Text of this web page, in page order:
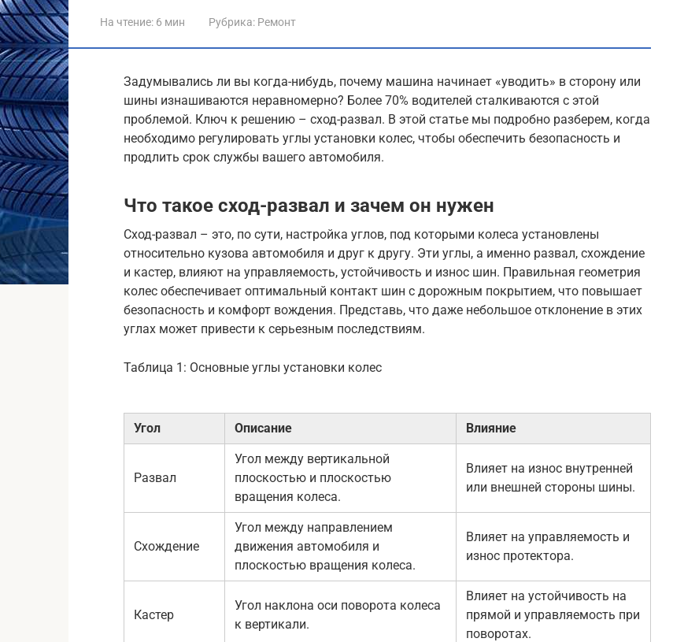
На чтение: 6 мин Рубрика: Ремонт
Задумывались ли вы когда-нибудь, почему машина начинает «уводить» в сторону или
шины изнашиваются неравномерно? Более 70% водителей сталкиваются с этой
проблемой. Ключ к решению – сход-развал. В этой статье мы подробно разберем, когда
необходимо регулировать углы установки колес, чтобы обеспечить безопасность и
продлить срок службы вашего автомобиля.
Что такое сход-развал и зачем он нужен
Сход-развал – это, по сути, настройка углов, под которыми колеса установлены
относительно кузова автомобиля и друг к другу. Эти углы, а именно развал, схождение
и кастер, влияют на управляемость, устойчивость и износ шин. Правильная геометрия
колес обеспечивает оптимальный контакт шин с дорожным покрытием, что повышает
безопасность и комфорт вождения. Представь, что даже небольшое отклонение в этих
углах может привести к серьезным последствиям.
Таблица 1: Основные углы установки колес
Угол Описание Влияние
Развал
Угол между вертикальной
плоскостью и плоскостью
вращения колеса.
Влияет на износ внутренней
или внешней стороны шины.
Схождение
Угол между направлением
движения автомобиля и
плоскостью вращения колеса.
Влияет на управляемость и
износ протектора.
Кастер
Угол наклона оси поворота колеса
к вертикали.
Влияет на устойчивость на
прямой и управляемость при
поворотах.